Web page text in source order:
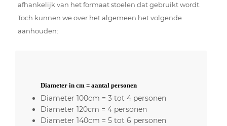
afhankelijk van het formaat stoelen dat gebruikt wordt.
Toch kunnen we over het algemeen het volgende
aanhouden:
Diameter in cm = aantal personen
Diameter 100cm = 3 tot 4 personen
Diameter 120cm = 4 personen
Diameter 140cm = 5 tot 6 personen